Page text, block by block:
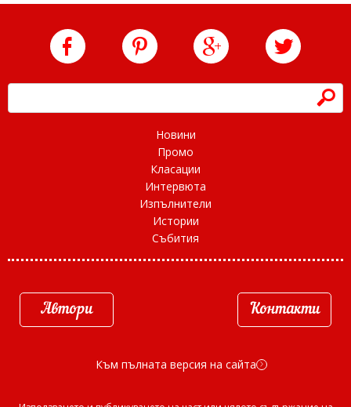
h
Новини
Промо
Класации
Интервюта
Изпълнители
Истории
Събития
Автори Контакти
Към пълната версия на сайта d